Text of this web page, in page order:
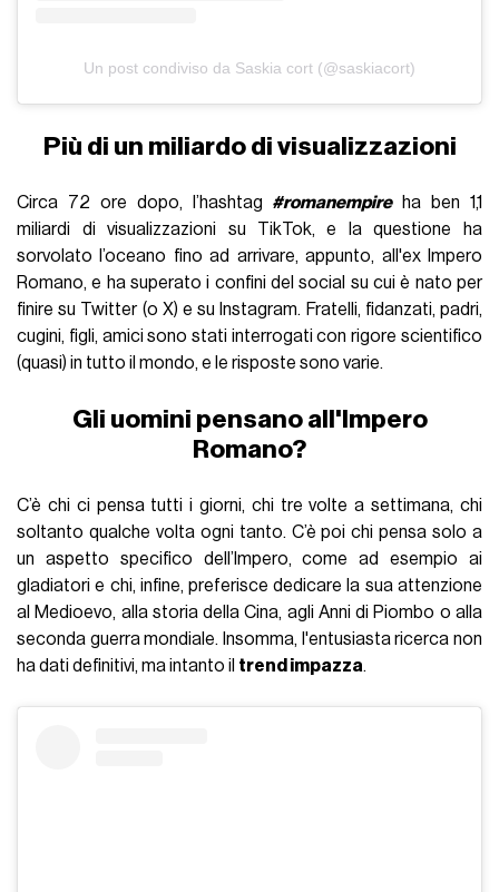
Un post condiviso da Saskia cort (@saskiacort)
Più di un miliardo di visualizzazioni
Circa 72 ore dopo, l’hashtag #romanempireha ben 1,1
miliardi di visualizzazioni su TikTok, e la questione ha
sorvolato l’oceano fino ad arrivare, appunto, all'ex Impero
Romano, e ha superato i confini del social su cui è nato per
finire su Twitter (o X) e su Instagram. Fratelli, fidanzati, padri,
cugini, figli, amici sono stati interrogati con rigore scientifico
(quasi) in tutto il mondo, e le risposte sono varie.
Gli uomini pensano all'Impero
Romano?
C’è chi ci pensa tutti i giorni, chi tre volte a settimana, chi
soltanto qualche volta ogni tanto. C’è poi chi pensa solo a
un aspetto specifico dell’Impero, come ad esempio ai
gladiatori e chi, infine, preferisce dedicare la sua attenzione
al Medioevo, alla storia della Cina, agli Anni di Piombo o alla
seconda guerra mondiale. Insomma, l'entusiasta ricerca non
ha dati definitivi, ma intanto il trend impazza.